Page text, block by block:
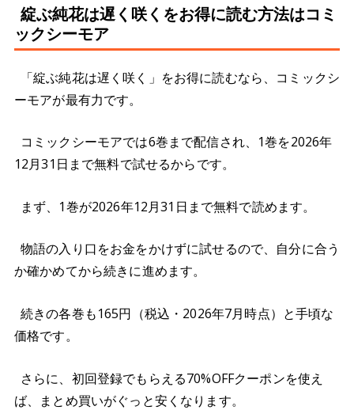
綻ぶ純花は遅く咲くをお得に読む方法はコミ
ックシーモア
「綻ぶ純花は遅く咲く」をお得に読むなら、コミックシ
ーモアが最有力です。
コミックシーモアでは6巻まで配信され、1巻を2026年
12月31日まで無料で試せるからです。
まず、1巻が2026年12月31日まで無料で読めます。
物語の入り口をお金をかけずに試せるので、自分に合う
か確かめてから続きに進めます。
続きの各巻も165円（税込・2026年7月時点）と手頃な
価格です。
さらに、初回登録でもらえる70%OFFクーポンを使え
ば、まとめ買いがぐっと安くなります。